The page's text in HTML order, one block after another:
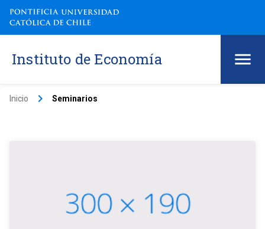
Instituto de Economía
Inicio keyboard_arrow_right Seminarios